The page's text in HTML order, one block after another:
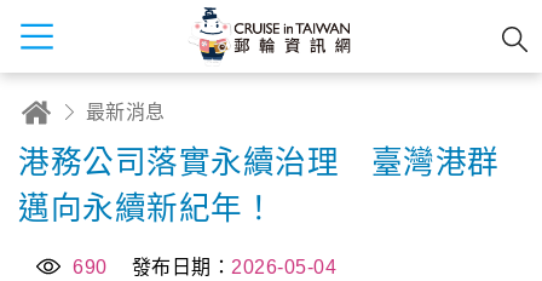
最新消息
港務公司落實永續治理 臺灣港群
邁向永續新紀年！
690 發布日期： 2026-05-04